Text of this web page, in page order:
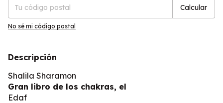
Calcular
No sé mi código postal
Descripción
Shalila Sharamon
Gran libro de los chakras, el
Edaf